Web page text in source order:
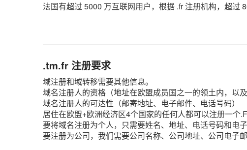
法国有超过 5000 万互联网用户，根据 .fr 注册机构，超过
.tm.fr 注册要求
域注册和域转移需要其他信息。
域名注册人的资格（地址在欧盟成员国之一的领土内，以
域名注册人的可达性（邮寄地址、电子邮件、电话号码）
居住在欧盟+欧洲经济区4个国家的任何人都可以注册一个
要将域名注册为个人，只需要姓名、地址、电话号码和电子
要注册为公司，我们需要公司名称、公司地址、公司电子